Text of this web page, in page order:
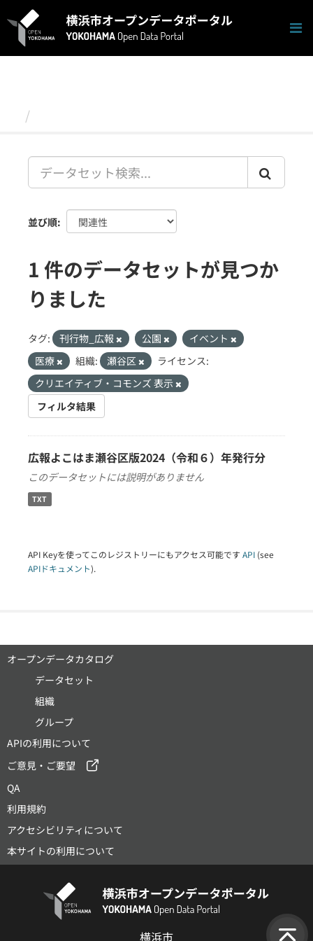
キ
並び順
1 件のデータセットが見つか
りました
タグ: 刊行物_広報 公園
イベント
医療
組織: 瀬谷区
ライセンス:
クリエイティブ・コモンズ 表示
フィルタ結果
広報よこはま瀬谷区版2024（令和６）年発行分
このデータセットには説明がありません
TXT
API Keyを使ってこのレジストリーにもアクセス可能です API (see
APIドキュメント).
オープンデータカタログ
データセット
組織
グループ
APIの利用について
ご意見・ご要望
QA
利用規約
アクセシビリティについて
本サイトの利用について
横浜市